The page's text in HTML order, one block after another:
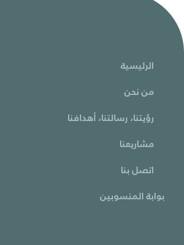
الرئيسية
من نحن
رؤيتنا، رسالتنا، أهدافنا
مشاريعنا
اتصل بنا
بوابة المنسوبين